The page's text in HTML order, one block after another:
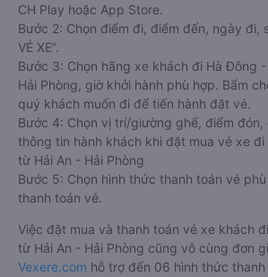
CH Play hoặc App Store.
Bước 2: Chọn điểm đi, điểm đến, ngày đi,
VÉ XE”.
Bước 3: Chọn hãng xe khách đi Hà Đông
Hải Phòng, giờ khởi hành phù hợp. Bấm
quý khách muốn đi để tiến hành đặt vé.
Bước 4: Chọn vị trí/giường ghế, điểm đón,
thông tin hành khách khi đặt mua vé xe
từ Hải An - Hải Phòng
Bước 5: Chọn hình thức thanh toán vé
thanh toán vé.
Việc đặt mua và thanh toán vé xe khách
từ Hải An - Hải Phòng cũng vô cùng đơn
Vexere.com hỗ trợ đến 06 hình thức